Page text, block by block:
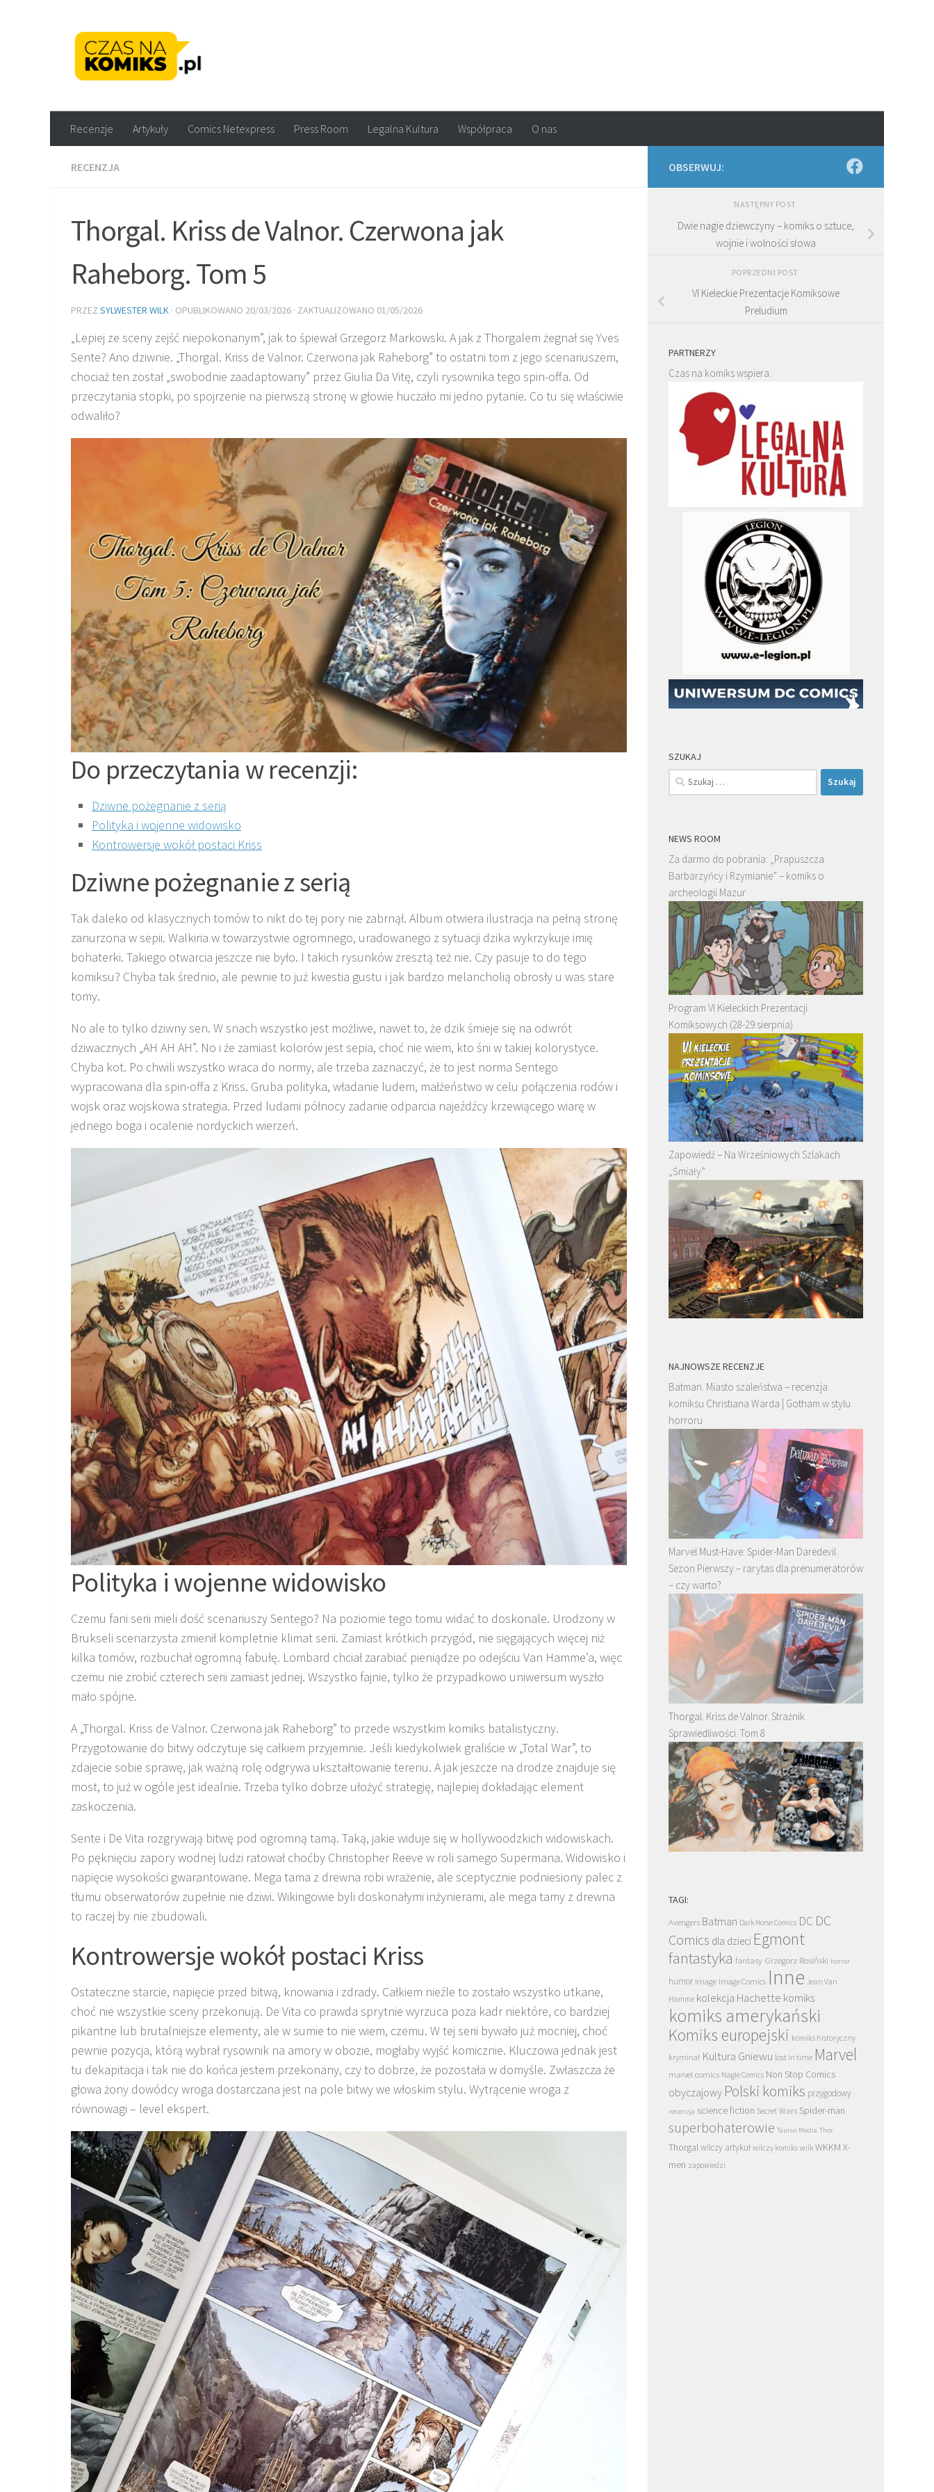
Recenzje Artykuły Comics Netexpress Press Room Legalna Kultura Współpraca O nas
RECENZJA
Thorgal. Kriss de Valnor. Czerwona jak
Raheborg. Tom 5
PRZEZ SYLWESTER WILK · OPUBLIKOWANO 20/03/2026 · ZAKTUALIZOWANO 01/05/2026
„Lepiej ze sceny zejść niepokonanym”, jak to śpiewał Grzegorz Markowski. A jak z Thorgalem żegnał się Yves
Sente? Ano dziwnie. „Thorgal. Kriss de Valnor. Czerwona jak Raheborg” to ostatni tom z jego scenariuszem,
chociaż ten został „swobodnie zaadaptowany” przez Giulia Da Vitę, czyli rysownika tego spin-offa. Od
przeczytania stopki, po spojrzenie na pierwszą stronę w głowie huczało mi jedno pytanie. Co tu się właściwie
odwaliło?
Do przeczytania w recenzji:
Dziwne pożegnanie z serią
Polityka i wojenne widowisko
Kontrowersje wokół postaci Kriss
Dziwne pożegnanie z serią
Tak daleko od klasycznych tomów to nikt do tej pory nie zabrnął. Album otwiera ilustracja na pełną stronę
zanurzona w sepii. Walkiria w towarzystwie ogromnego, uradowanego z sytuacji dzika wykrzykuje imię
bohaterki. Takiego otwarcia jeszcze nie było. I takich rysunków zresztą też nie. Czy pasuje to do tego
komiksu? Chyba tak średnio, ale pewnie to już kwestia gustu i jak bardzo melancholią obrosły u was stare
tomy.
No ale to tylko dziwny sen. W snach wszystko jest możliwe, nawet to, że dzik śmieje się na odwrót
dziwacznych „AH AH AH”. No i że zamiast kolorów jest sepia, choć nie wiem, kto śni w takiej kolorystyce.
Chyba kot. Po chwili wszystko wraca do normy, ale trzeba zaznaczyć, że to jest norma Sentego
wypracowana dla spin-offa z Kriss. Gruba polityka, władanie ludem, małżeństwo w celu połączenia rodów i
wojsk oraz wojskowa strategia. Przed ludami północy zadanie odparcia najeźdźcy krzewiącego wiarę w
jednego boga i ocalenie nordyckich wierzeń.
Polityka i wojenne widowisko
Czemu fani serii mieli dość scenariuszy Sentego? Na poziomie tego tomu widać to doskonale. Urodzony w
Brukseli scenarzysta zmienił kompletnie klimat serii. Zamiast krótkich przygód, nie sięgających więcej niż
kilka tomów, rozbuchał ogromną fabułę. Lombard chciał zarabiać pieniądze po odejściu Van Hamme’a, więc
czemu nie zrobić czterech serii zamiast jednej. Wszystko fajnie, tylko że przypadkowo uniwersum wyszło
mało spójne.
A „Thorgal. Kriss de Valnor. Czerwona jak Raheborg” to przede wszystkim komiks batalistyczny.
Przygotowanie do bitwy odczytuje się całkiem przyjemnie. Jeśli kiedykolwiek graliście w „Total War”, to
zdajecie sobie sprawę, jak ważną rolę odgrywa ukształtowanie terenu. A jak jeszcze na drodze znajduje się
most, to już w ogóle jest idealnie. Trzeba tylko dobrze ułożyć strategię, najlepiej dokładając element
zaskoczenia.
Sente i De Vita rozgrywają bitwę pod ogromną tamą. Taką, jakie widuje się w hollywoodzkich widowiskach.
Po pęknięciu zapory wodnej ludzi ratował choćby Christopher Reeve w roli samego Supermana. Widowisko i
napięcie wysokości gwarantowane. Mega tama z drewna robi wrażenie, ale sceptycznie podniesiony palec z
tłumu obserwatorów zupełnie nie dziwi. Wikingowie byli doskonałymi inżynierami, ale mega tamy z drewna
to raczej by nie zbudowali.
Kontrowersje wokół postaci Kriss
Ostateczne starcie, napięcie przed bitwą, knowania i zdrady. Całkiem nieźle to zostało wszystko utkane,
choć nie wszystkie sceny przekonują. De Vita co prawda sprytnie wyrzuca poza kadr niektóre, co bardziej
pikantne lub brutalniejsze elementy, ale w sumie to nie wiem, czemu. W tej serii bywało już mocniej, choć
pewnie pozycja, którą wybrał rysownik na amory w obozie, mogłaby wyjść komicznie. Kluczowa jednak jest
tu dekapitacja i tak nie do końca jestem przekonany, czy to dobrze, że pozostała w domyśle. Zwłaszcza że
głowa żony dowódcy wroga dostarczana jest na pole bitwy we włoskim stylu. Wytrącenie wroga z
równowagi – level ekspert.
OBSERWUJ:
NASTĘPNY POST
Dwie nagie dziewczyny – komiks o sztuce,
wojnie i wolności słowa
POPRZEDNI POST
VI Kieleckie Prezentacje Komiksowe
Preludium
PARTNERZY
Czas na komiks wspiera:
SZUKAJ
Szukaj:
NEWS ROOM
Za darmo do pobrania: „Prapuszcza.
Barbarzyńcy i Rzymianie” – komiks o
archeologii Mazur
Program VI Kieleckich Prezentacji
Komiksowych (28-29 sierpnia)
Zapowiedź – Na Wrześniowych Szlakach
„Śmiały”
NAJNOWSZE RECENZJE
Batman. Miasto szaleństwa – recenzja
komiksu Christiana Warda | Gotham w stylu
horroru
Marvel Must-Have: Spider-Man Daredevil.
Sezon Pierwszy – rarytas dla prenumeratorów
– czy warto?
Thorgal. Kriss de Valnor. Strażnik
Sprawiedliwości. Tom 8
TAGI:
Avengers Batman Dark Horse Comics DC DC
Comics dla dzieci Egmont
fantastyka fantasy Grzegorz Rosiński horror
humor Image Image Comics Inne Jean Van
Hamme kolekcja Hachette komiks
komiks amerykański
Komiks europejski komiks historyczny
kryminał Kultura Gniewu lost in time Marvel
marvel comics Nagle Comics Non Stop Comics
obyczajowy Polski komiks przygodowy
recenzja science fiction Secret Wars Spider-man
superbohaterowie Taurus Media Thor
Thorgalwilczy artykuł wilczy komiks wilk WKKM X-
men zapowiedzi